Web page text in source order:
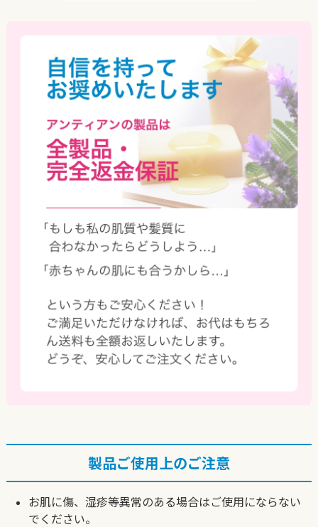
製品ご使用上のご注意
お肌に傷、湿疹等異常のある場合はご使用にならない
でください。